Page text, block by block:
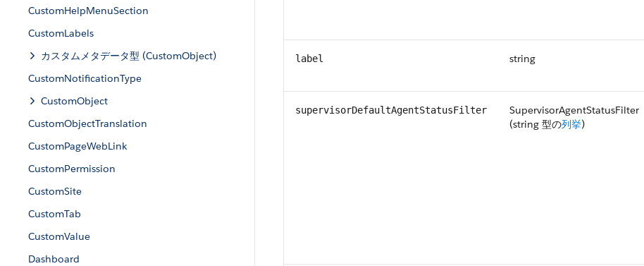
CustomHelpMenuSection
CustomLabels
カスタムメタデータ型 (CustomObject)
CustomNotificationType
CustomObject
CustomObjectTranslation
CustomPageWebLink
CustomPermission
CustomSite
CustomTab
CustomValue
Dashboard
label string
supervisorDefaultAgentStatusFilter
SupervisorAgentStatusFilter
(string 型の列挙)